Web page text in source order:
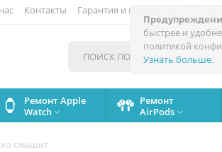
быстрее и
политикой
Узнать больше.
Контакты Гарантия и поддержка
Ремонт Apple
Watch 
Ремонт
AirPods 
слышит